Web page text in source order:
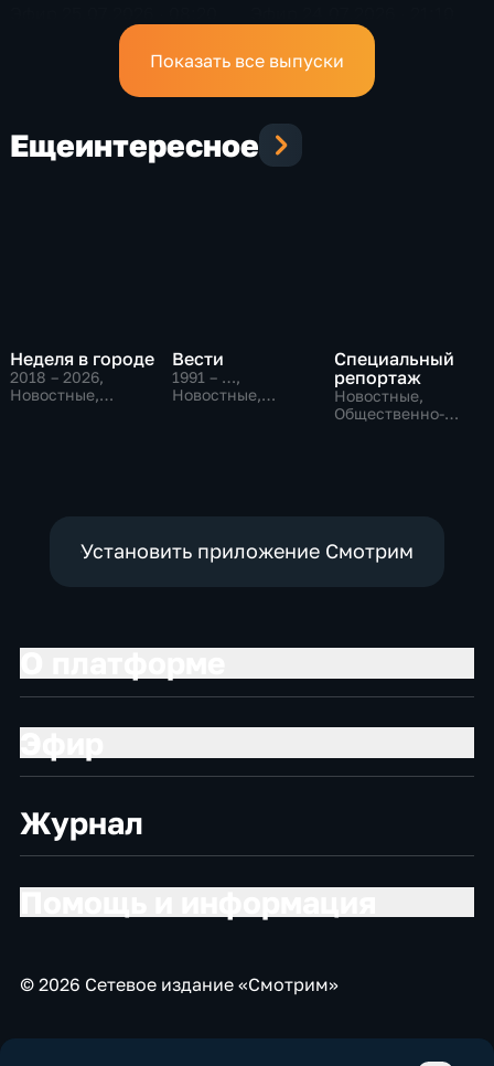
Показать все выпуски
Ещеинтересное
Неделя в городе
2018 – 2026,
Новостные,
Вести
1991 – …,
Новостные,
Специальный
репортаж
Новостные,
Общественно-
Установить приложение Смотрим
Журнал
© 2026 Сетевое издание «Смотрим»